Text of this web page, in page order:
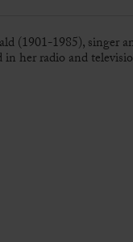
(1901-1985), singer
in her radio and